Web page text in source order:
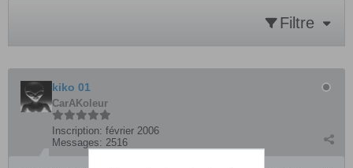
Filtre
kiko 01
CarAKoleur
Inscription: février 2006
Messages: 2516